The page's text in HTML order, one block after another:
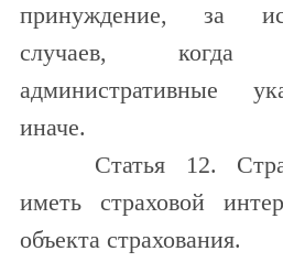
принуждение, за
случаев,
административные
иначе.
Статья 12.
иметь страховой
объекта страхования.